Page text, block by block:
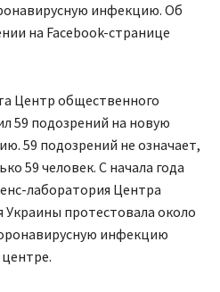
инфекцию. Об
на Facebook-странице
Центр общественного
59 подозрений на новую
59 подозрений не означает,
59 человек. С начала года
лаборатория Центра
протестовала около
инфекцию